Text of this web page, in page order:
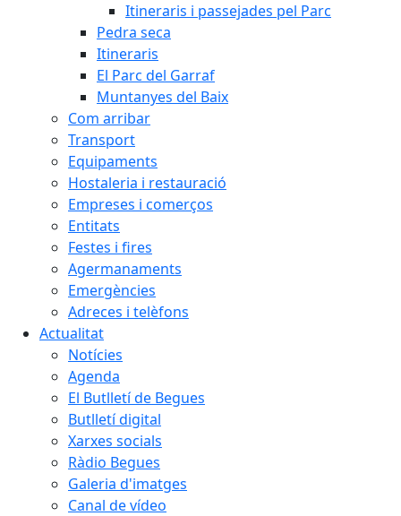
Itineraris i passejades pel Parc
Pedra seca
Itineraris
El Parc del Garraf
Muntanyes del Baix
Com arribar
Transport
Equipaments
Hostaleria i restauració
Empreses i comerços
Entitats
Festes i fires
Agermanaments
Emergències
Adreces i telèfons
Actualitat
Notícies
Agenda
El Butlletí de Begues
Butlletí digital
Xarxes socials
Ràdio Begues
Galeria d'imatges
Canal de vídeo